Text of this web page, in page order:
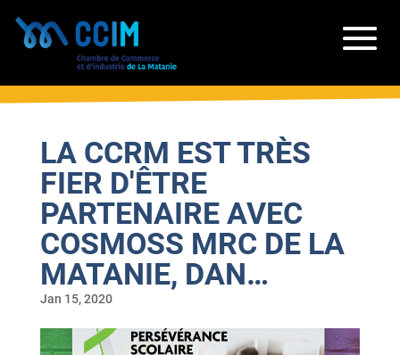
LA CCRM EST TRÈS
FIER D'ÊTRE
PARTENAIRE AVEC
COSMOSS MRC DE LA
MATANIE, DAN…
Jan 15, 2020